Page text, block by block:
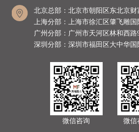
北京总部：北京市朝阳区东北京财
上海分部：上海市徐汇区肇飞雕国
广州分部：广州市天河区林和西路
深圳分部：深圳市福田区大中华国
微信咨询 微信